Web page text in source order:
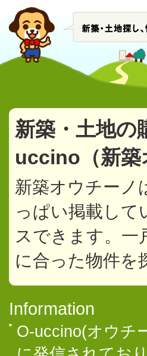
新築・土地の
uccino（新築
新築オウチーノ
っぱい掲載して
スできます。一
に合った物件を
Information
O-uccino(オウチ